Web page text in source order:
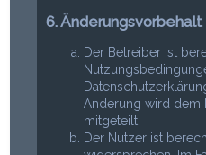
6. Änderungsvorbehalt
Der Betreiber ist
Änderung wird dem
mitgeteilt.
Der Nutzer ist